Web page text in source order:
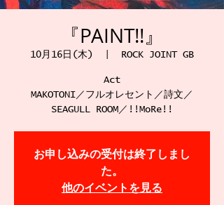
『PAINT!!』
10月16日(木) ROCK JOINT GB
Act
MAKOTONI／フルオレセント／詩文／
お申し込みの受付は終了しまし
た。
他のイベントを見る